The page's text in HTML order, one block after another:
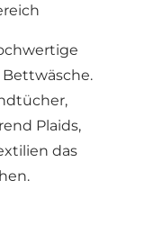
Plaids,
das